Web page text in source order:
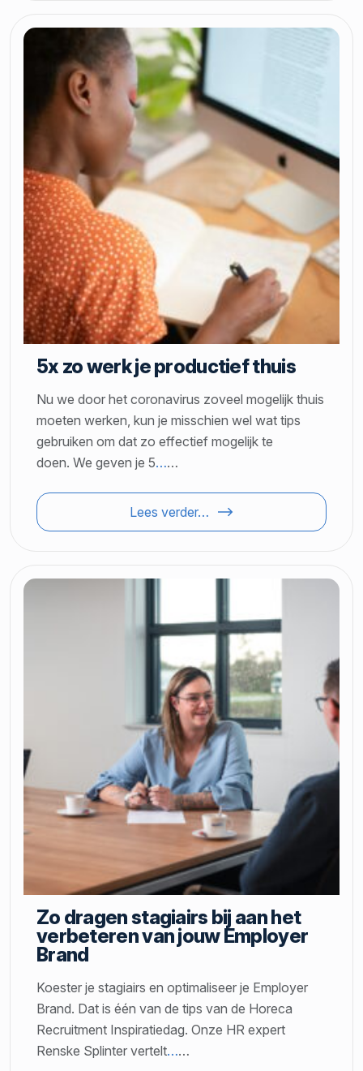
5x zo werk je productief thuis
Nu we door het coronavirus zoveel mogelijk thuis
moeten werken, kun je misschien wel wat tips
gebruiken om dat zo effectief mogelijk te
doen. We geven je 5……
Lees verder…
Zo dragen stagiairs bij aan het
verbeteren van jouw Employer
Brand
Koester je stagiairs en optimaliseer je Employer
Brand. Dat is één van de tips van de Horeca
Recruitment Inspiratiedag. Onze HR expert
Renske Splinter vertelt……